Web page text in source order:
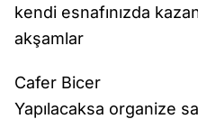
kendi esnafınızda
akşamlar
Cafer Bicer
Yapılacaksa organize